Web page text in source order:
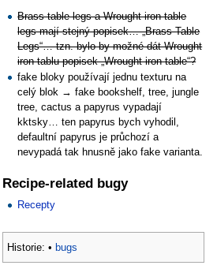
Brass table legs a Wrought iron table
legs mají stejný popisek… „Brass Table
Legs“… tzn. bylo by možné dát Wrought
iron tablu popisek „Wrought iron table“?
fake bloky používají jednu texturu na
celý blok → fake bookshelf, tree, jungle
tree, cactus a papyrus vypadají
kktsky… ten papyrus bych vyhodil,
defaultní papyrus je průchozí a
nevypadá tak hnusně jako fake varianta.
Recipe-related bugy
Recepty
Historie: • bugs